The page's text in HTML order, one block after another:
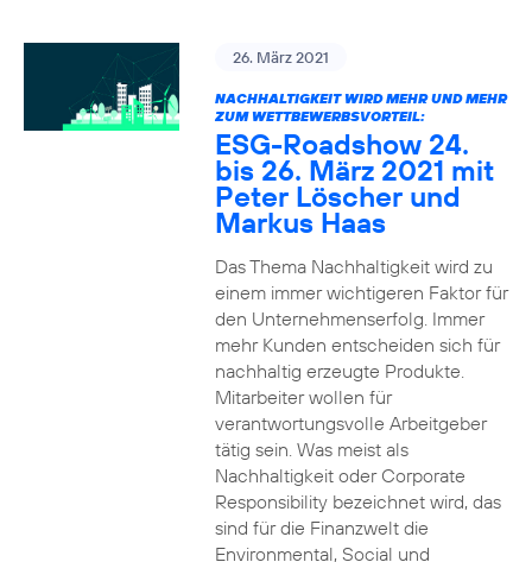
26. März 2021
NACHHALTIGKEIT WIRD MEHR UND MEHR
ZUM WETTBEWERBSVORTEIL:
ESG-Roadshow 24.
bis 26. März 2021 mit
Peter Löscher und
Markus Haas
Das Thema Nachhaltigkeit wird zu
einem immer wichtigeren Faktor für
den Unternehmenserfolg. Immer
mehr Kunden entscheiden sich für
nachhaltig erzeugte Produkte.
Mitarbeiter wollen für
verantwortungsvolle Arbeitgeber
tätig sein. Was meist als
Nachhaltigkeit oder Corporate
Responsibility bezeichnet wird, das
sind für die Finanzwelt die
Environmental, Social und